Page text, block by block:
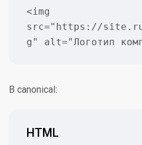
<img
src="https://
g" alt="Логотип
В canonical:
HTML